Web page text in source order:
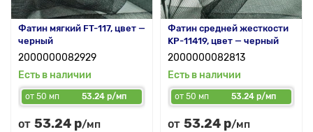
Фатин мягкий FT-117, цвет —
черный
2000000082929
Есть в наличии
от 50 мп 53.24 р/мп
от 53.24 р/мп
Фатин средней жесткости
KP-11419, цвет — черный
2000000082813
Есть в наличии
от 50 мп 53.24 р/мп
от 53.24 р/мп